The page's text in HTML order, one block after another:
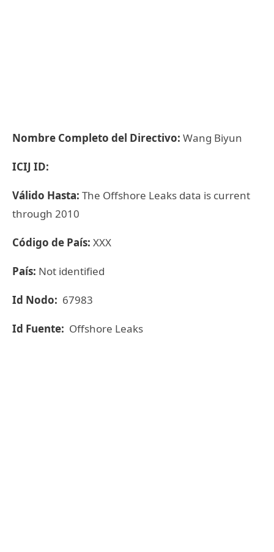
Nombre Completo del Directivo: Wang Biyun
ICIJ ID:
Válido Hasta: The Offshore Leaks data is current
through 2010
Código de País: XXX
País: Not identified
Id Nodo: 67983
Id Fuente: Offshore Leaks